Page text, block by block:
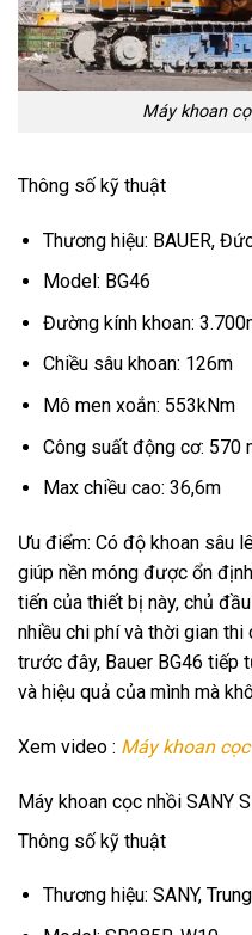
Máy khoan
Thông số kỹ thuật
Thương hiệu: BAUER,
Model: BG46
Đường kính khoan:
Chiều sâu khoan: 126m
Mô men xoắn: 553kNm
Công suất động cơ: 570
Max chiều cao: 36,6m
Ưu điểm: Có độ khoan sâu
giúp nền móng được ổn
tiến của thiết bị này, chủ
nhiều chi phí và thời gian
trước đây, Bauer BG46
và hiệu quả của mình mà
Xem video : Máy khoan
Máy khoan cọc nhồi SANY
Thông số kỹ thuật
Thương hiệu: SANY,